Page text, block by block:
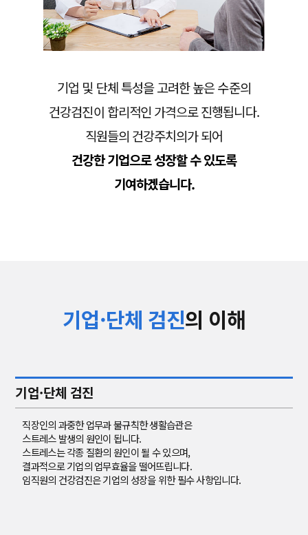
기업 및 단체 특성을 고려한 높은 수준의
건강검진이 합리적인 가격으로 진행됩니다.
직원들의 건강주치의가 되어
건강한 기업으로 성장할 수 있도록
기여하겠습니다.
기업·단체 검진의 이해
기업·단체 검진
직장인의 과중한 업무과 불규칙한 생활습관은
스트레스 발생의 원인이 됩니다.
스트레스는 각종 질환의 원인이 될 수 있으며,
결과적으로 기업의 업무효율을 떨어뜨립니다.
임직원의 건강검진은 기업의 성장을 위한 필수 사항입니다.